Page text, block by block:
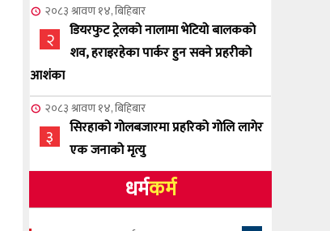
२०८३ श्रावण १४, बिहिबार
२
डियरफुट ट्रेलको नालामा भेटियो बालकको
शव, हराइरहेका पार्कर हुन सक्ने प्रहरीको
आशंका
२०८३ श्रावण १४, बिहिबार
३
सिरहाको गोलबजारमा प्रहरिको गोलि लागेर
एक जनाको मृत्यु
२०८३ श्रावण १०, आईतबार
४ NCSC को अध्यक्षमा घनेन्द्र न्यौपाने बिजयी
धर्मकर्म